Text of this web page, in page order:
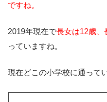
ですね。
2019年現在で長女は12歳、
っていますね。
現在どこの小学校に通って